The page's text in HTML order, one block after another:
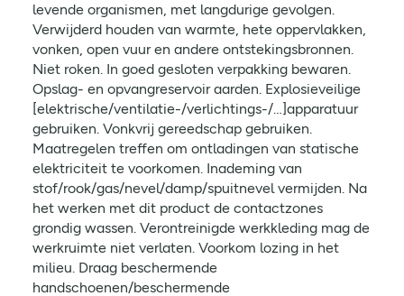
levende organismen, met langdurige gevolgen.
Verwijderd houden van warmte, hete oppervlakken,
vonken, open vuur en andere ontstekingsbronnen.
Niet roken. In goed gesloten verpakking bewaren.
Opslag- en opvangreservoir aarden. Explosieveilige
[elektrische/ventilatie-/verlichtings-/…]apparatuur
gebruiken. Vonkvrij gereedschap gebruiken.
Maatregelen treffen om ontladingen van statische
elektriciteit te voorkomen. Inademing van
stof/rook/gas/nevel/damp/spuitnevel vermijden. Na
het werken met dit product de contactzones
grondig wassen. Verontreinigde werkkleding mag de
werkruimte niet verlaten. Voorkom lozing in het
milieu. Draag beschermende
handschoenen/beschermende